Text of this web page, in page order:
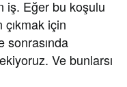
iş. Eğer bu koşulu
için
sonrasında
Ve bunlarsı